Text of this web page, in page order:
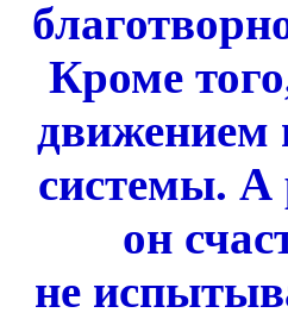
Кроме
движением
системы. А
он
не